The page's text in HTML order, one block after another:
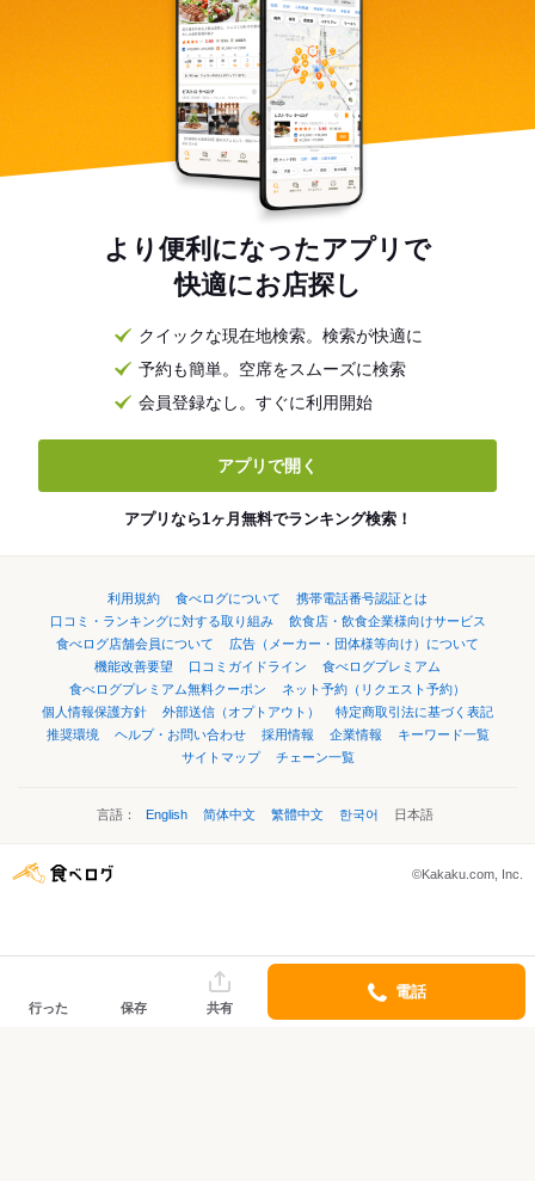
より便利になったアプリで
快適にお店探し
クイックな現在地検索。検索が快適に
予約も簡単。空席をスムーズに検索
会員登録なし。すぐに利用開始
アプリで開く
アプリなら1ヶ月無料でランキング検索！
利用規約 食べログについて
携帯電話番号認証とは
口コミ・ランキングに対する取り組み
飲食店・飲食企業様向けサービス
食べログ店舗会員について
広告（メーカー・団体様等向け）について
機能改善要望
口コミガイドライン
食べログプレミアム
食べログプレミアム無料クーポン
ネット予約（リクエスト予約）
個人情報保護方針
外部送信（オプトアウト）
特定商取引法に基づく表記
推奨環境
ヘルプ・お問い合わせ 採用情報 企業情報
キーワード一覧
サイトマップ
チェーン一覧
言語： English 简体中文 繁體中文 한국어 日本語
©Kakaku.com, Inc.
行った 保存 共有
電話